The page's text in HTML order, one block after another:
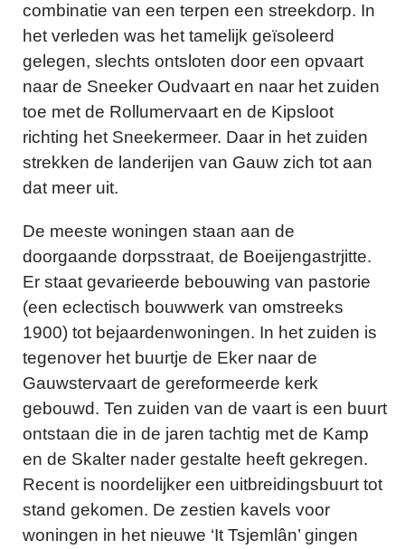
combinatie van een terpen een streekdorp. In
het verleden was het tamelijk geïsoleerd
gelegen, slechts ontsloten door een opvaart
naar de Sneeker Oudvaart en naar het zuiden
toe met de Rollumervaart en de Kipsloot
richting het Sneekermeer. Daar in het zuiden
strekken de landerijen van Gauw zich tot aan
dat meer uit.
De meeste woningen staan aan de
doorgaande dorpsstraat, de Boeijengastrjitte.
Er staat gevarieerde bebouwing van pastorie
(een eclectisch bouwwerk van omstreeks
1900) tot bejaardenwoningen. In het zuiden is
tegenover het buurtje de Eker naar de
Gauwstervaart de gereformeerde kerk
gebouwd. Ten zuiden van de vaart is een buurt
ontstaan die in de jaren tachtig met de Kamp
en de Skalter nader gestalte heeft gekregen.
Recent is noordelijker een uitbreidingsbuurt tot
stand gekomen. De zestien kavels voor
woningen in het nieuwe ‘It Tsjemlân’ gingen